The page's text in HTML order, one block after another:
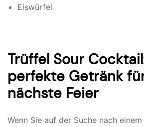
Eiswürfel
Trüffel Sour
perfekte Getränk
nächste Feier
Wenn Sie auf der Suche nach